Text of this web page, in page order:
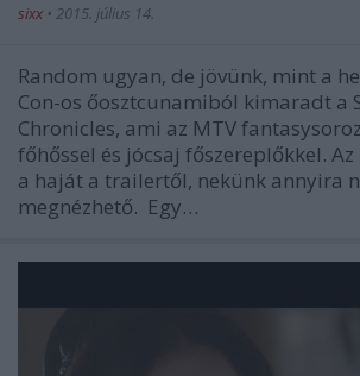
sixx • 2015. július 14.
Random ugyan, de jövünk, mint a
Con-os őosztcunamiból kimaradt a
Chronicles, ami az MTV
főhőssel és jócsaj főszereplőkkel.
a haját a trailertől, nekünk annyira
megnézhető. Egy…